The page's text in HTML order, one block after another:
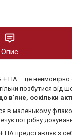
Опис
HA – це
позбутися від
в'яне, оскільки
в маленькому
потрібну
+ HA представляє з